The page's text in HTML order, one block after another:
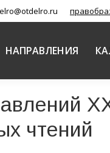
НАПРАВЛЕНИЯ
чтений